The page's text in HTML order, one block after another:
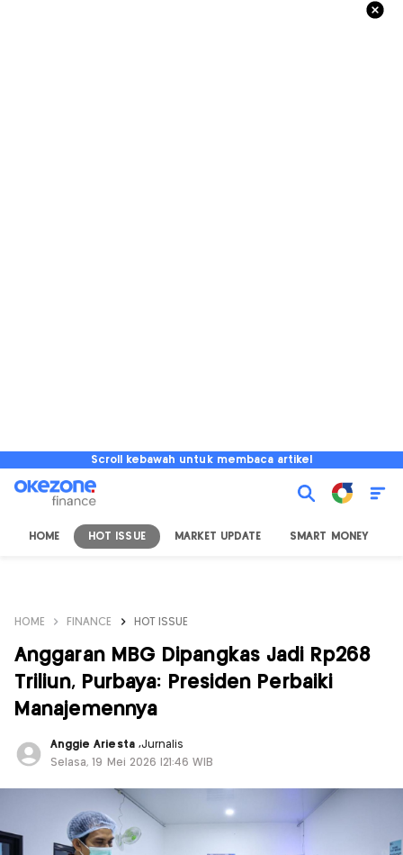
Scroll kebawah untuk membaca artikel
HOME HOT ISSUE MARKET UPDATE SMART MONEY
HOME FINANCE HOT ISSUE
Anggaran MBG Dipangkas Jadi Rp268
Triliun, Purbaya: Presiden Perbaiki
Manajemennya
Anggie Ariesta ,Jurnalis
Selasa, 19 Mei 2026 |21:46 WIB